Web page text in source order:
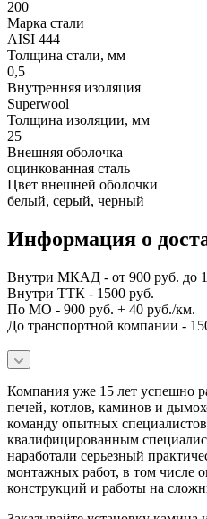
200
Марка стали
AISI 444
Толщина стали, мм
0,5
Внутренняя изоляция
Superwool
Толщина изоляции, мм
25
Внешняя оболочка
оцинкованная сталь
Цвет внешней оболочки
белый, серый, черный
Информация о
Внутри МКАД - от 900 руб. до
Внутри ТТК - 1500 руб.
По МО - 900 руб. + 40 руб./км.
До транспортной компании -
Компания уже 15 лет успешно
печей, котлов, каминов и
команду опытных
квалифицированным
наработали серьезный
монтажных работ, в том числе
конструкций и работы на